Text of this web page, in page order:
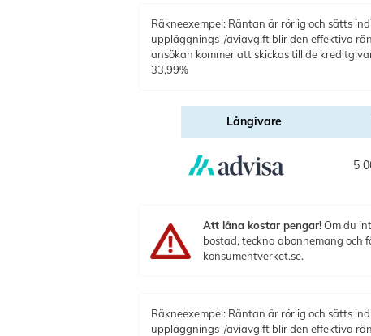
Räkneexempel: Räntan är rörlig och sätts
uppläggnings-/aviavgift blir den effektiva
ansökan kommer att skickas till de
33,99%
Långivare
5
Att låna kostar pengar!Om du
bostad, teckna abonnemang och
konsumentverket.se.
Räkneexempel: Räntan är rörlig och sätts
uppläggnings-/aviavgift blir den effektiva